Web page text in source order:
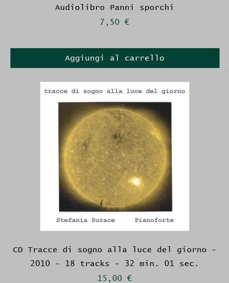
Audiolibro Panni sporchi
Prezzo
7,50 €
Aggiungi al carrello
CD Tracce di sogno alla luce del giorno -
2010 - 18 tracks - 32 min. 01 sec.
Prezzo
15,00 €